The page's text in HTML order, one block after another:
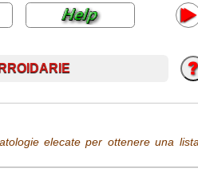
elecate per ottenere una